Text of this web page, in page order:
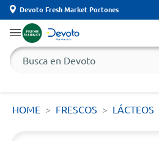
Devoto Fresh Market Portones
HOME FRESCOS LÁCTEOS